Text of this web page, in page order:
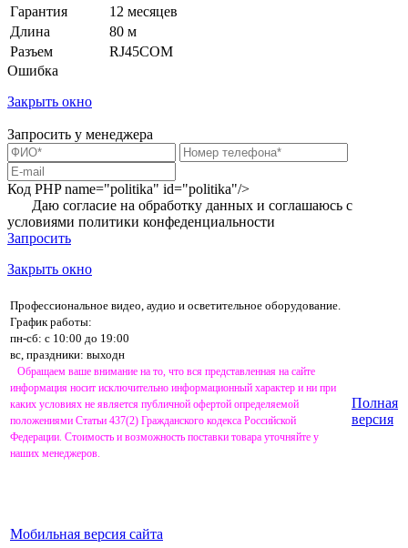
Гарантия
12 месяцев
Длина
80 м
Разъем
RJ45COM
Ошибка
Закрыть окно
Запросить у менеджера
Код PHPname="politika" id="politika"/>
Даю согласие на обработку данных и соглашаюсь с
условиями политики конфеденциальности
Запросить
Закрыть окно
Профессиональное видео, аудио и осветительное оборудование.
График работы:
пн-сб: с 10:00 до 19:00
вс, праздники: выходн
Обращаем ваше внимание на то, что вся представленная на сайте
информация носит исключительно информационный характер и ни при
каких условиях не является публичной офертой определяемой
положениями Статьи 437(2) Гражданского кодекса Российской
Федерации. Стоимость и возможность поставки товара уточняйте у
наших менеджеров.
Мобильная версия сайта
Полная
версия